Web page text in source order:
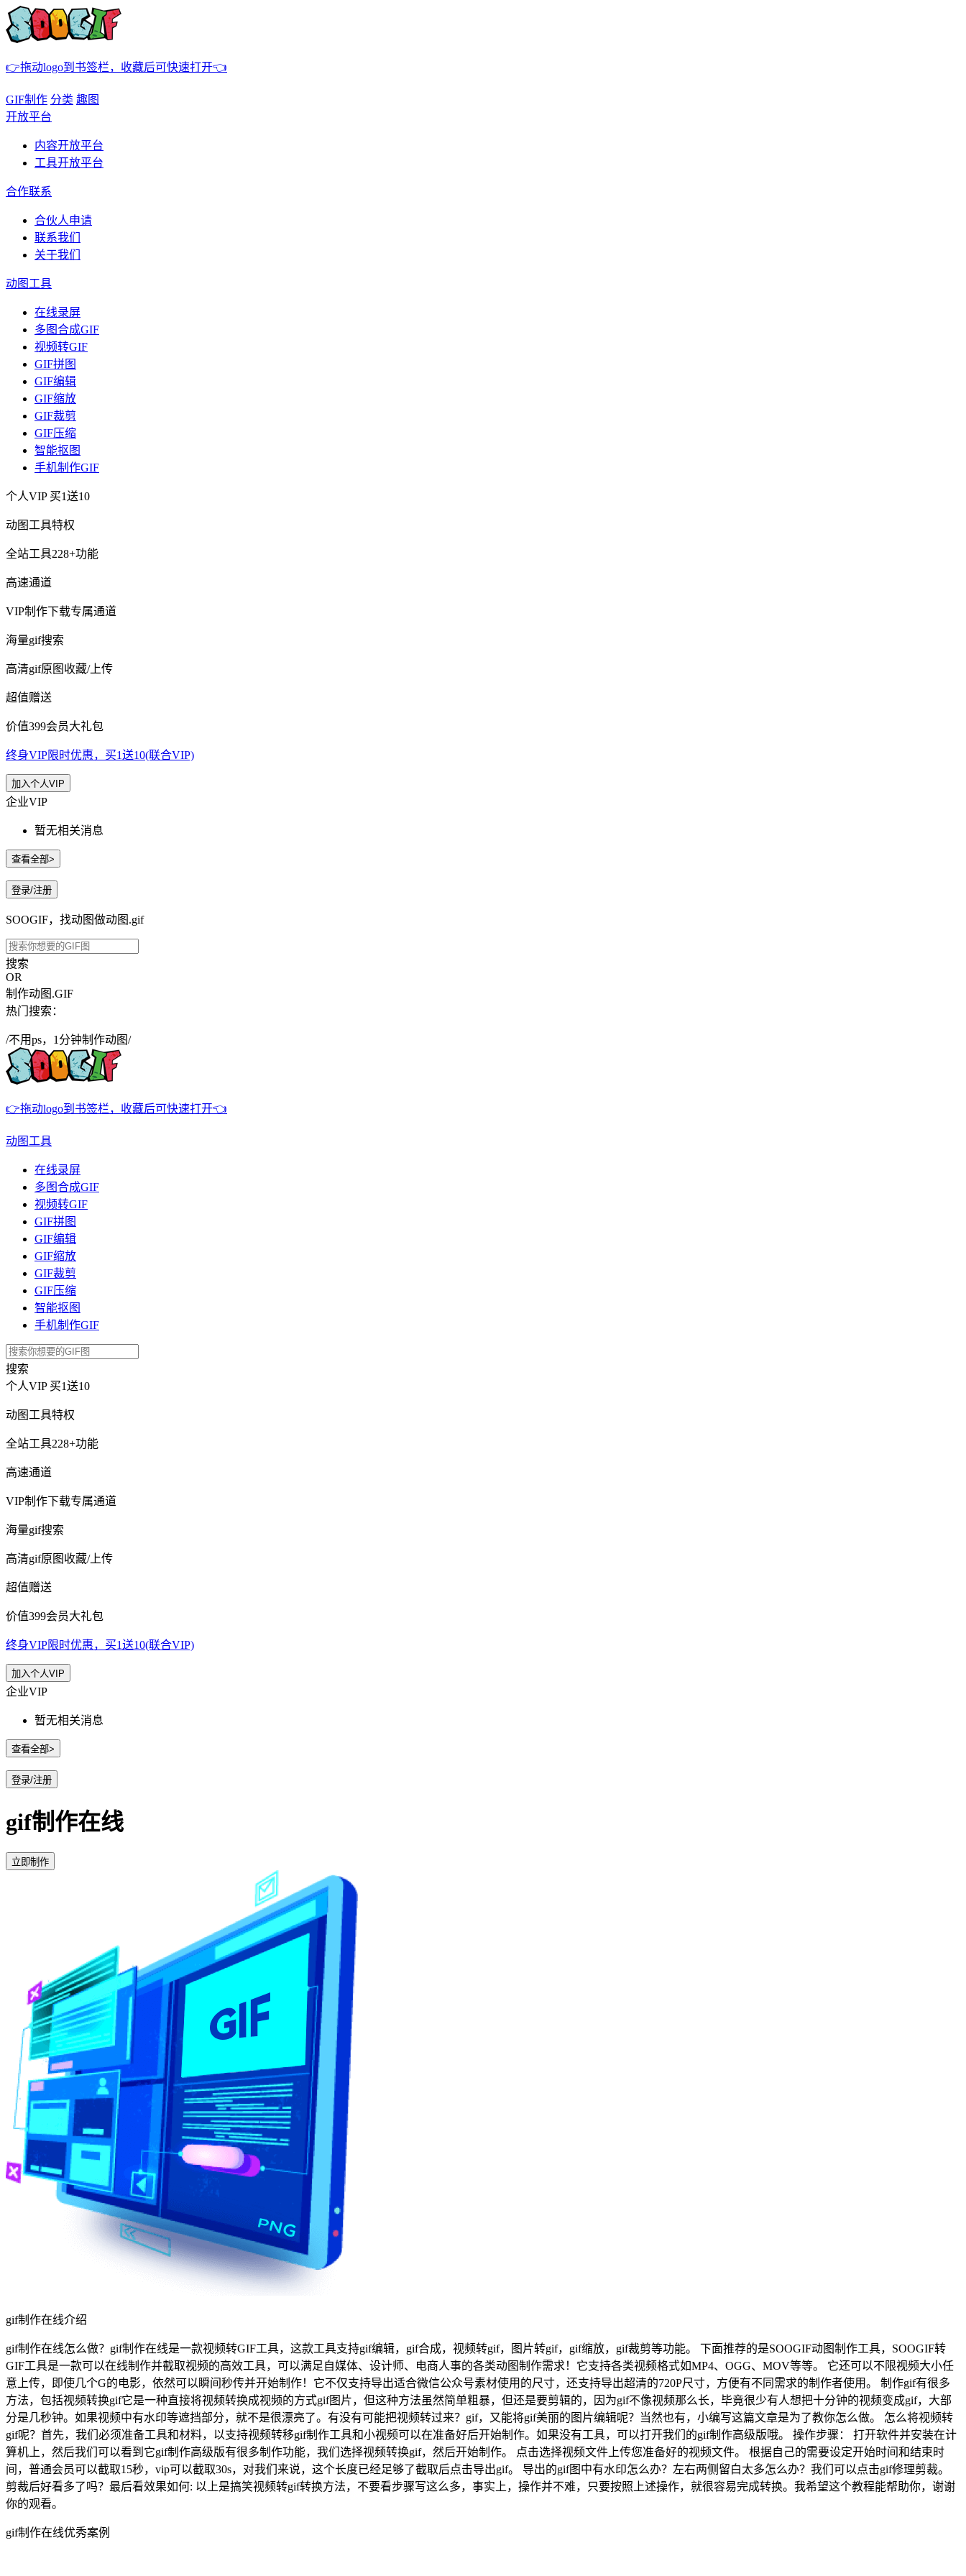
👉拖动logo到书签栏，收藏后可快速打开👈
GIF制作 分类 趣图
开放平台
内容开放平台
工具开放平台
合作联系
合伙人申请
联系我们
关于我们
动图工具
在线录屏
多图合成GIF
视频转GIF
GIF拼图
GIF编辑
GIF缩放
GIF裁剪
GIF压缩
智能抠图
手机制作GIF
个人VIP 买1送10
动图工具特权
全站工具228+功能
高速通道
VIP制作下载专属通道
海量gif搜索
高清gif原图收藏/上传
超值赠送
价值399会员大礼包
终身VIP限时优惠，买1送10(联合VIP)
加入个人VIP
企业VIP
暂无相关消息
查看全部>
登录/注册
SOOGIF，找动图做动图.gif
搜索
OR
制作动图.GIF
热门搜索：
/不用ps，1分钟制作动图/
👉拖动logo到书签栏，收藏后可快速打开👈
动图工具
在线录屏
多图合成GIF
视频转GIF
GIF拼图
GIF编辑
GIF缩放
GIF裁剪
GIF压缩
智能抠图
手机制作GIF
搜索
个人VIP 买1送10
动图工具特权
全站工具228+功能
高速通道
VIP制作下载专属通道
海量gif搜索
高清gif原图收藏/上传
超值赠送
价值399会员大礼包
终身VIP限时优惠，买1送10(联合VIP)
加入个人VIP
企业VIP
暂无相关消息
查看全部>
登录/注册
gif制作在线
立即制作
gif制作在线介绍
gif制作在线怎么做？gif制作在线是一款视频转GIF工具，这款工具支持gif编辑，gif合成，视频转gif，图片转gif，gif缩放，gif裁剪等功能。 下面推荐的是SOOGIF动图制作工具，SOOGIF转
GIF工具是一款可以在线制作并截取视频的高效工具，可以满足自媒体、设计师、电商人事的各类动图制作需求！它支持各类视频格式如MP4、OGG、MOV等等。 它还可以不限视频大小任
意上传，即使几个G的电影，依然可以瞬间秒传并开始制作！它不仅支持导出适合微信公众号素材使用的尺寸，还支持导出超清的720P尺寸，方便有不同需求的制作者使用。 制作gif有很多
方法，包括视频转换gif它是一种直接将视频转换成视频的方式gif图片，但这种方法虽然简单粗暴，但还是要剪辑的，因为gif不像视频那么长，毕竟很少有人想把十分钟的视频变成gif，大部
分是几秒钟。如果视频中有水印等遮挡部分，就不是很漂亮了。有没有可能把视频转过来？gif，又能将gif美丽的图片编辑呢？当然也有，小编写这篇文章是为了教你怎么做。 怎么将视频转
gif呢？首先，我们必须准备工具和材料，以支持视频转移gif制作工具和小视频可以在准备好后开始制作。如果没有工具，可以打开我们的gif制作高级版哦。 操作步骤： 打开软件并安装在计
算机上，然后我们可以看到它gif制作高级版有很多制作功能，我们选择视频转换gif，然后开始制作。 点击选择视频文件上传您准备好的视频文件。 根据自己的需要设定开始时间和结束时
间，普通会员可以截取15秒，vip可以截取30s，对我们来说，这个长度已经足够了截取后点击导出gif。 导出的gif图中有水印怎么办？左右两侧留白太多怎么办？我们可以点击gif修理剪裁。
剪裁后好看多了吗？最后看效果如何: 以上是搞笑视频转gif转换方法，不要看步骤写这么多，事实上，操作并不难，只要按照上述操作，就很容易完成转换。我希望这个教程能帮助你，谢谢
你的观看。
gif制作在线优秀案例